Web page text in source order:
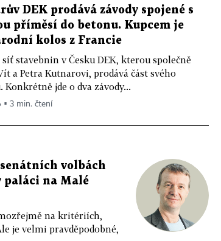
DEK prodává závody spojené s
příměsí do betonu. Kupcem je
kolos z Francie
stavebnin v Česku DEK, kterou společně
a Petra Kutnarovi, prodává část svého
Konkrétně jde o dva závody...
▪ 3 min. čtení
volbách
paláci na Malé
na kritériích,
je velmi pravděpodobné,